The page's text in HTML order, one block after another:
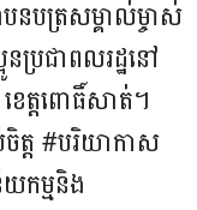
នបត្រសម្គាល់ម្ចាស់
ប្រជាពលរដ្ឋនៅ
េត្តពោធិ៍សាត់។
ចិត្ត #បរិយាកាស
យកម្មនិង